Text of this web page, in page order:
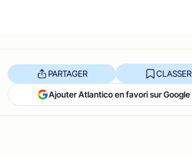
PARTAGER CLASSER
Ajouter Atlantico en favori sur Google